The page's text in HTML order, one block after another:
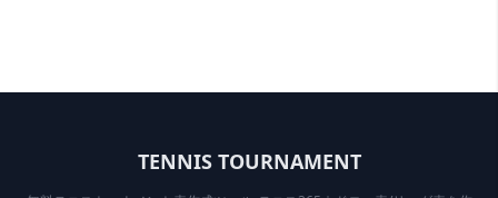
TENNIS TOURNAMENT